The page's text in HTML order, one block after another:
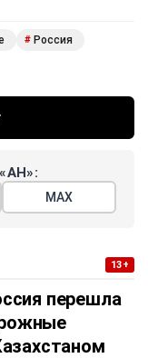
# Россия
МАХ
13+
перешла